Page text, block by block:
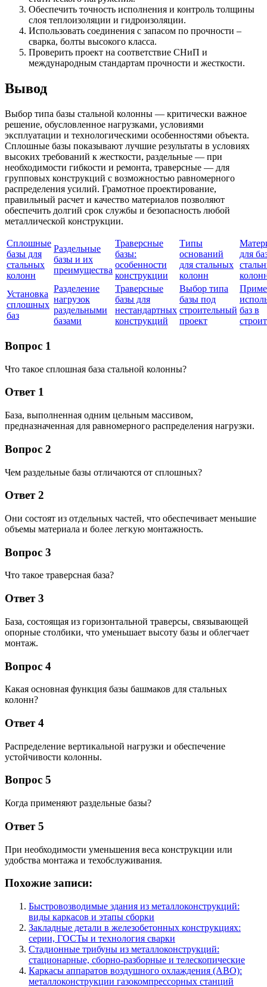
Обеспечить точность исполнения и контроль толщины
слоя теплоизоляции и гидроизоляции.
Использовать соединения с запасом по прочности –
сварка, болты высокого класса.
Проверить проект на соответствие СНиП и
международным стандартам прочности и жесткости.
Вывод
Выбор типа базы стальной колонны — критически важное
решение, обусловленное нагрузками, условиями
эксплуатации и технологическими особенностями объекта.
Сплошные базы показывают лучшие результаты в условиях
высоких требований к жесткости, раздельные — при
необходимости гибкости и ремонта, траверсные — для
групповых конструкций с возможностью равномерного
распределения усилий. Грамотное проектирование,
правильный расчет и качество материалов позволяют
обеспечить долгий срок службы и безопасность любой
металлической конструкции.
Сплошные
базы для
стальных
колонн
Раздельные
базы и их
преимущества
Траверсные
базы:
особенности
конструкции
Типы
оснований
для стальных
колонн
для
Установка
сплошных
баз
Разделение
нагрузок
раздельными
базами
Траверсные
базы для
нестандартных
конструкций
Выбор типа
базы под
строительный
проект
баз в
Вопрос 1
Что такое сплошная база стальной колонны?
Ответ 1
База, выполненная одним цельным массивом,
предназначенная для равномерного распределения нагрузки.
Вопрос 2
Чем раздельные базы отличаются от сплошных?
Ответ 2
Они состоят из отдельных частей, что обеспечивает меньшие
объемы материала и более легкую монтажность.
Вопрос 3
Что такое траверсная база?
Ответ 3
База, состоящая из горизонтальной траверсы, связывающей
опорные столбики, что уменьшает высоту базы и облегчает
монтаж.
Вопрос 4
Какая основная функция базы башмаков для стальных
колонн?
Ответ 4
Распределение вертикальной нагрузки и обеспечение
устойчивости колонны.
Вопрос 5
Когда применяют раздельные базы?
Ответ 5
При необходимости уменьшения веса конструкции или
удобства монтажа и техобслуживания.
Похожие записи:
Быстровозводимые здания из металлоконструкций:
виды каркасов и этапы сборки
Закладные детали в железобетонных конструкциях:
серии, ГОСТы и технология сварки
Стадионные трибуны из металлоконструкций:
стационарные, сборно-разборные и телескопические
Каркасы аппаратов воздушного охлаждения (АВО):
металлоконструкции газокомпрессорных станций